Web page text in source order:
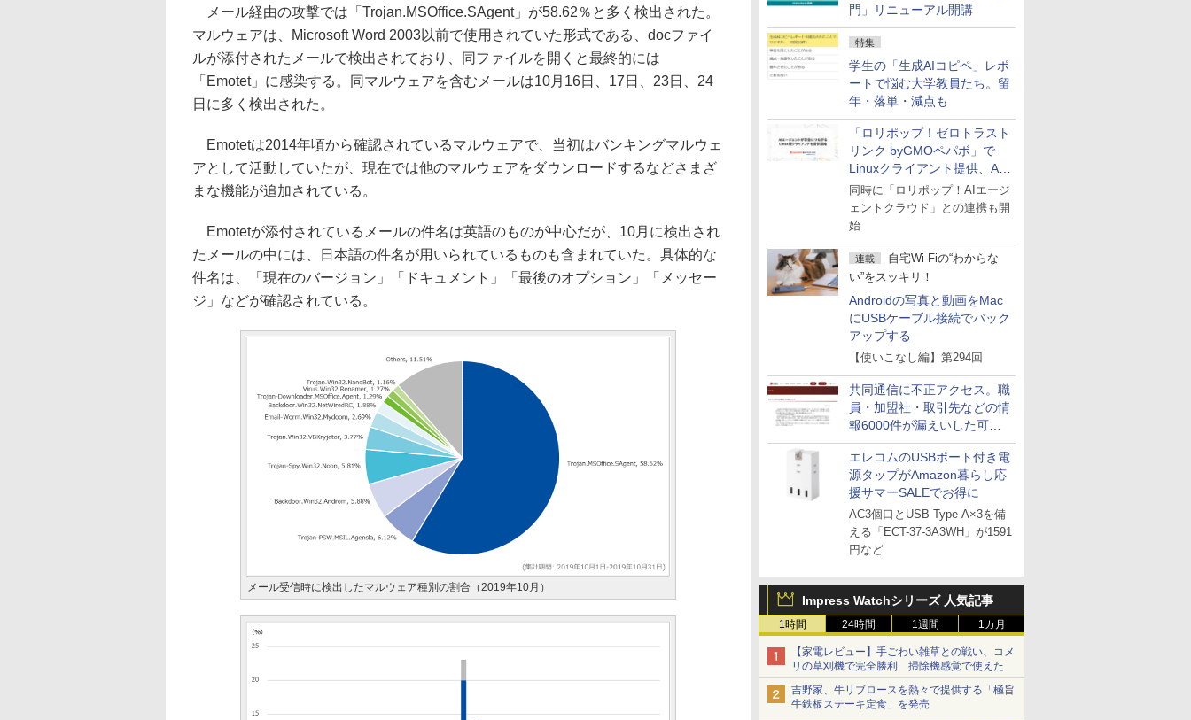
門」リニューアル開講
特集
学生の「生成AIコピペ」レポ
ートで悩む大学教員たち。留
年・落単・減点も
「ロリポップ！ゼロトラスト
リンク byGMOペパボ」で
Linuxクライアント提供、AI
エージェントの接続が容易に
同時に「ロリポップ！AIエージ
ェントクラウド」との連携も開
始
連載
自宅Wi-Fiの“わからな
い”をスッキリ！
Androidの写真と動画をMac
にUSBケーブル接続でバック
アップする
【使いこなし編】第294回
共同通信に不正アクセス。職
員・加盟社・取引先などの情
報6000件が漏えいした可能
性
エレコムのUSBポート付き電
源タップがAmazon暮らし応
援サマーSALEでお得に
AC3個口とUSB Type-A×3を備
える「ECT-37-3A3WH」が1591
円など
Impress Watchシリーズ 人気記事
1時間 24時間 1週間 1カ月
【家電レビュー】手ごわい雑草との戦い、コメ
リの草刈機で完全勝利 掃除機感覚で使えた
吉野家、牛リブロースを熱々で提供する「極旨
牛鉄板ステーキ定食」を発売
メール経由の攻撃では「Trojan.MSOffice.SAgent」が58.62％と多く検出された。
マルウェアは、Microsoft Word 2003以前で使用されていた形式である、docファイ
ルが添付されたメールで検出されており、同ファイルを開くと最終的には
「Emotet」に感染する。同マルウェアを含むメールは10月16日、17日、23日、24
日に多く検出された。
Emotetは2014年頃から確認されているマルウェアで、当初はバンキングマルウェ
アとして活動していたが、現在では他のマルウェアをダウンロードするなどさまざ
まな機能が追加されている。
Emotetが添付されているメールの件名は英語のものが中心だが、10月に検出され
たメールの中には、日本語の件名が用いられているものも含まれていた。具体的な
件名は、「現在のバージョン」「ドキュメント」「最後のオプション」「メッセー
ジ」などが確認されている。
メール受信時に検出したマルウェア種別の割合（2019年10月）